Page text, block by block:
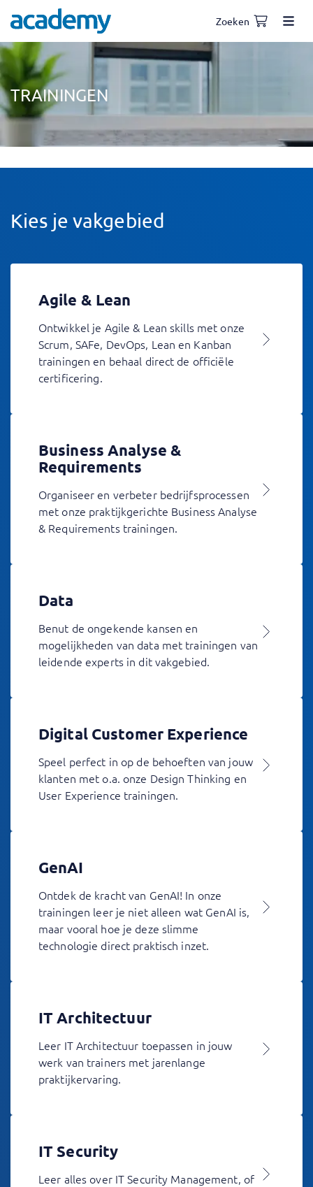
Zoeken
TRAININGEN
Kies je vakgebied
Agile & Lean
Ontwikkel je Agile & Lean skills met onze
Scrum, SAFe, DevOps, Lean en Kanban
trainingen en behaal direct de officiële
certificering.
Business Analyse &
Requirements
Organiseer en verbeter bedrijfsprocessen
met onze praktijkgerichte Business Analyse
& Requirements trainingen.
Data
Benut de ongekende kansen en
mogelijkheden van data met trainingen van
leidende experts in dit vakgebied.
Digital Customer Experience
Speel perfect in op de behoeften van jouw
klanten met o.a. onze Design Thinking en
User Experience trainingen.
GenAI
Ontdek de kracht van GenAI! In onze
trainingen leer je niet alleen wat GenAI is,
maar vooral hoe je deze slimme
technologie direct praktisch inzet.
IT Architectuur
Leer IT Architectuur toepassen in jouw
werk van trainers met jarenlange
praktijkervaring.
IT Security
Leer alles over IT Security Management, of